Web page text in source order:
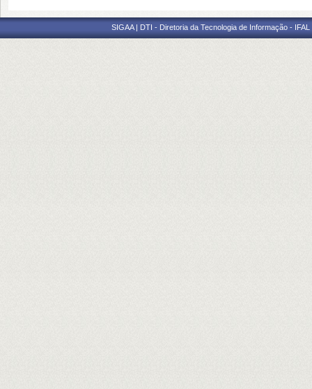
SIGAA | DTI - Diretoria da Tecnologia de Informação -